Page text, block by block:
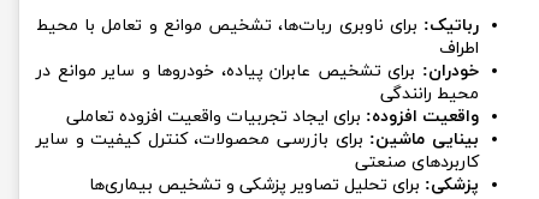
رباتیک: برای ناوبری ربات‌ها، تشخیص موانع و تعامل با محیط
اطراف
خودران: برای تشخیص عابران پیاده، خودروها و سایر موانع در
محیط رانندگی
واقعیت افزوده: برای ایجاد تجربیات واقعیت افزوده تعاملی
بینایی ماشین: برای بازرسی محصولات، کنترل کیفیت و سایر
کاربردهای صنعتی
پزشکی: برای تحلیل تصاویر پزشکی و تشخیص بیماری‌ها